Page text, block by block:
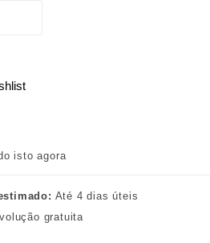
isto agora
Até 4 dias úteis
gratuita